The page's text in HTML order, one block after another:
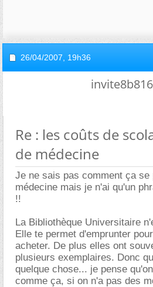
26/04/2007, 19h36
Re : les coûts de
de médecine
Je ne sais pas comment ça se
médecine mais je n'ai qu'un
!!
La Bibliothèque Universitaire
Elle te permet d'emprunter
acheter. De plus elles ont
plusieurs exemplaires. Donc
quelque chose... je pense
comme ça, si on n'a pas des